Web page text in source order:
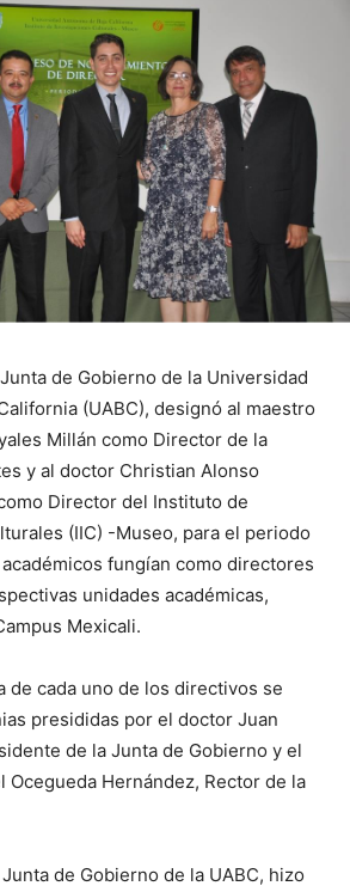
de Gobierno de la Universidad
(UABC), designó al maestro
Millán como Director de la
y al doctor Christian Alonso
Director del Instituto de
(IIC) -Museo, para el periodo
fungían como directores
unidades académicas,
Mexicali.
de cada uno de los directivos se
presididas por el doctor Juan
de la Junta de Gobierno y el
Ocegueda Hernández, Rector de la
de Gobierno de la UABC, hizo